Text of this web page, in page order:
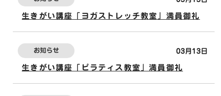
生きがい講座「ヨガストレッチ教室」満員御礼
03月13日
お知らせ
生きがい講座「ピラティス教室」満員御礼